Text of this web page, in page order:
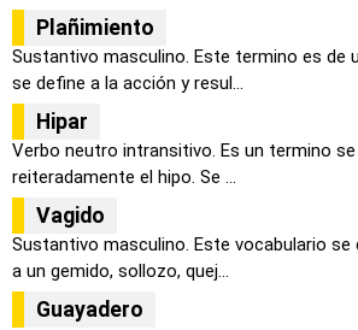
Plañimiento
Sustantivo masculino. Este termino es de
se define a la acción y resul...
Hipar
Verbo neutro intransitivo. Es un termino
reiteradamente el hipo. Se ...
Vagido
Sustantivo masculino. Este vocabulario se
a un gemido, sollozo, quej...
Guayadero